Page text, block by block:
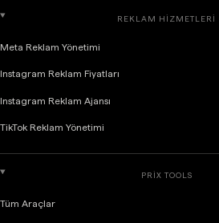
REKLAM HIZMETLERI
Meta Reklam Yönetimi
Instagram Reklam Fiyatları
Instagram Reklam Ajansı
TikTok Reklam Yönetimi
PRIX TOOLS
Tüm Araçlar